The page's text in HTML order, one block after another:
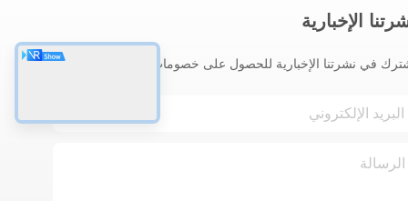
الإخبارية
في نشرتنا الإخبارية للحصول على خصومات وأكثر.